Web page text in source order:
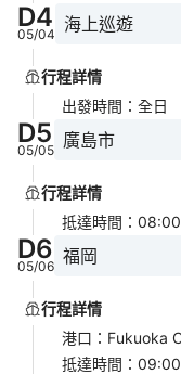
D4
05/04 海上巡遊
行程詳情
出發時間 ： 全日
D5
05/05 廣島市
行程詳情
抵達時間 ： 08:00
D6
05/06 福岡
行程詳情
港口 ： Fukuoka
抵達時間 ： 09:00